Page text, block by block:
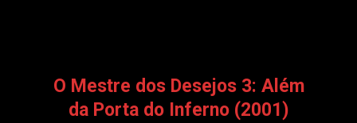
O Mestre dos Desejos 3: Além
da Porta do Inferno (2001)